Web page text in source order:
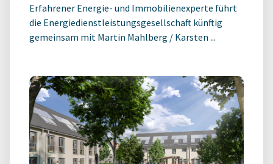
Erfahrener Energie- und Immobilienexperte führt
die Energiedienstleistungsgesellschaft künftig
gemeinsam mit Martin Mahlberg / Karsten ...